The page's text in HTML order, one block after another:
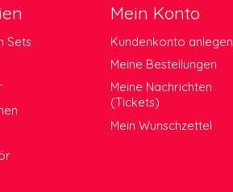
Sets
Mein Konto
Kundenkonto anlegen
Meine Bestellungen
Meine Nachrichten
(Tickets)
Mein Wunschzettel